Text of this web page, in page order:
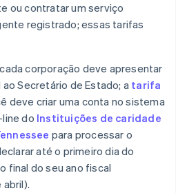
ou contratar um serviço
registrado; essas tarifas
cada corporação deve apresentar
Secretário de Estado; a tarifa
deve criar uma conta no sistema
do Instituições de caridade
para processar o
até o primeiro dia do
final do seu ano fiscal
abril).